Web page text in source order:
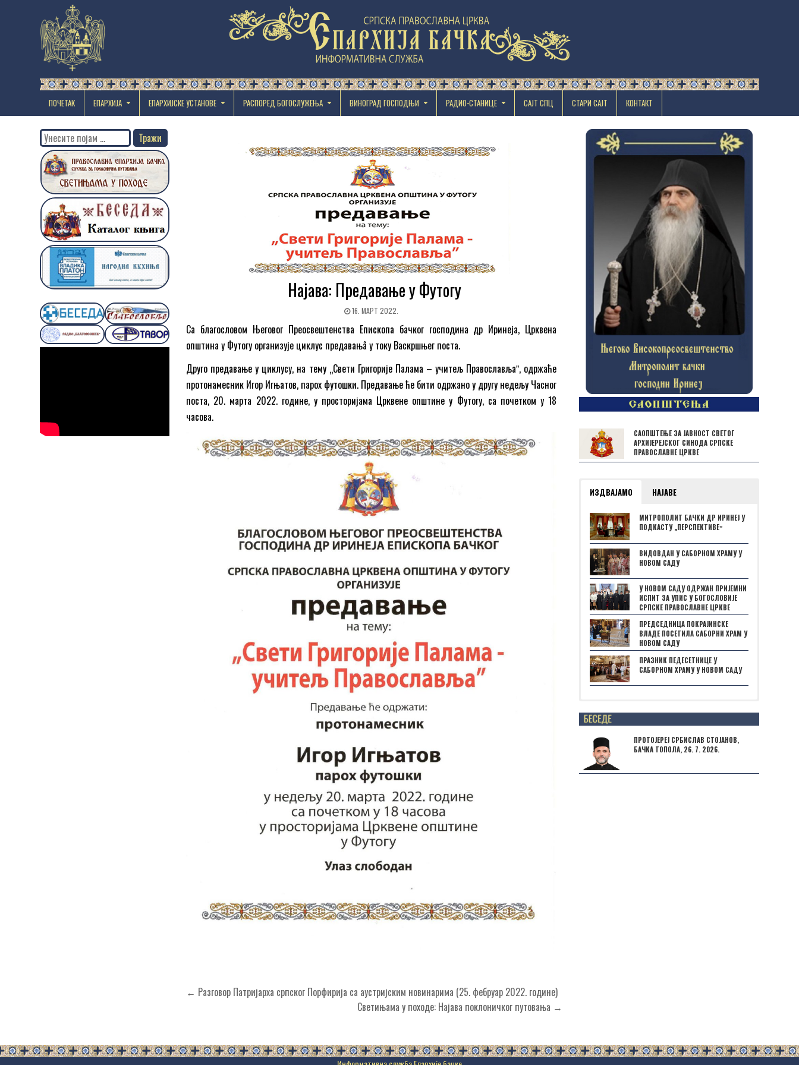
ПОЧЕТАК ЕПАРХИЈА EПАРХИЈСКЕ УСТАНОВЕ РАСПОРЕД БОГОСЛУЖЕЊА ВИНОГРАД ГОСПОДЊИ РАДИО-СТАНИЦЕ САЈТ СПЦ СТАРИ САЈТ КОНТАКТ
Најава: Предавање у Футогу
16. МАРТ 2022.
Са благословом Његовог Преосвештенства Епископа бачког господина др Иринеја, Црквена
општина у Футогу организује циклус предавањâ у току Васкршњег поста.
Друго предавање у циклусу, на тему „Свети Григорије Палама – учитељ Православљаˮ, одржаће
протонамесник Игор Игњатов, парох футошки. Предавање ће бити одржано у другу недељу Часног
поста, 20. марта 2022. године, у просторијама Црквене општине у Футогу, са почетком у 18
часова.
Кретање
← Разговор Патријарха српског Порфирија са аустријским новинарима (25. фебруар 2022. године)
Светињама у походе: Најава поклоничког путовања →
Search
for:
САОПШТЕЊЕ ЗА ЈАВНОСТ СВЕТОГ
АРХИЈЕРЕЈСКОГ СИНОДА СРПСКЕ
ПРАВОСЛАВНЕ ЦРКВЕ
ИЗДВАЈАМО НАЈАВЕ
МИТРОПОЛИТ БАЧКИ ДР ИРИНЕЈ У
ПОДКАСТУ „ПЕРСПЕКТИВЕˮ
ВИДОВДАН У САБОРНОМ ХРАМУ У
НОВОМ САДУ
У НОВОМ САДУ ОДРЖАН ПРИЈЕМНИ
ИСПИТ ЗА УПИС У БОГОСЛОВИЈЕ
СРПСКЕ ПРАВОСЛАВНЕ ЦРКВЕ
ПРЕДСЕДНИЦА ПОКРАЈИНСКЕ
ВЛАДЕ ПОСЕТИЛА САБОРНИ ХРАМ У
НОВОМ САДУ
ПРАЗНИК ПЕДЕСЕТНИЦЕ У
САБОРНОМ ХРАМУ У НОВОМ САДУ
Posts not found
ПРОТОЈЕРЕЈ СРБИСЛАВ СТОЈАНОВ,
БАЧКА ТОПОЛА, 26. 7. 2026.